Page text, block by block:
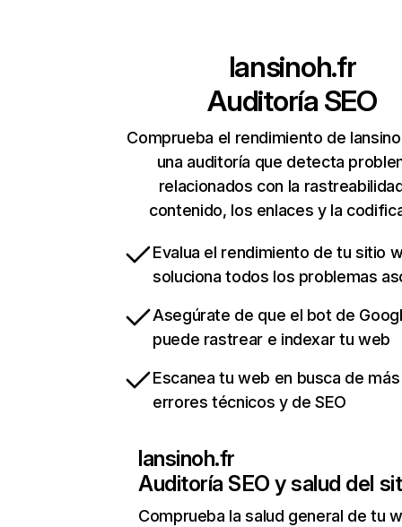
lansinoh.fr
Auditoría SEO
Comprueba el rendimiento de
una auditoría que detecta
relacionados con la
contenido, los enlaces y la
Evalua el rendimiento de tu sitio
soluciona todos los problemas
Asegúrate de que el bot de
puede rastrear e indexar tu web
Escanea tu web en busca de
errores técnicos y de SEO
lansinoh.fr
Auditoría SEO y salud del
Comprueba la salud general de tu